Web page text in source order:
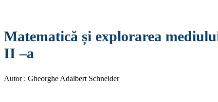
Matematică și explorarea
II –a
Autor : Gheorghe Adalbert Schneider